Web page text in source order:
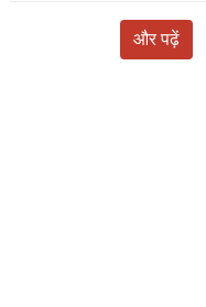
और पढ़ें